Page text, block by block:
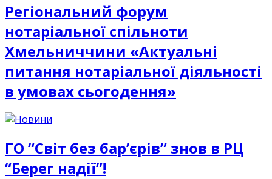
Регіональний форум
нотаріальної спільноти
Хмельниччини «Актуальні
питання нотаріальної діяльності
в умовах сьогодення»
ГО “Світ без бар’єрів” знов в РЦ
“Берег надії”!